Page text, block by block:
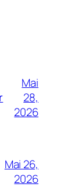
Mai
28,
2026
Mai 26,
2026